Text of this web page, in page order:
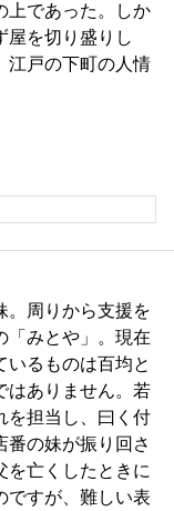
上であった。しか
屋を切り盛りし
江戸の下町の人情
。周りから支援を
「みとや」。現在
いるものは百均と
はありません。若
を担当し、曰く付
番の妹が振り回さ
を亡くしたときに
ですが、難しい表